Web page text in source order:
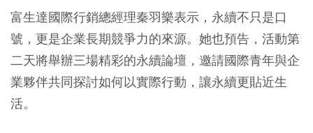
富生達國際行銷總經理秦羽樂表示，永續不只是口
號，更是企業長期競爭力的來源。她也預告，活動第
二天將舉辦三場精彩的永續論壇，邀請國際青年與企
業夥伴共同探討如何以實際行動，讓永續更貼近生
活。